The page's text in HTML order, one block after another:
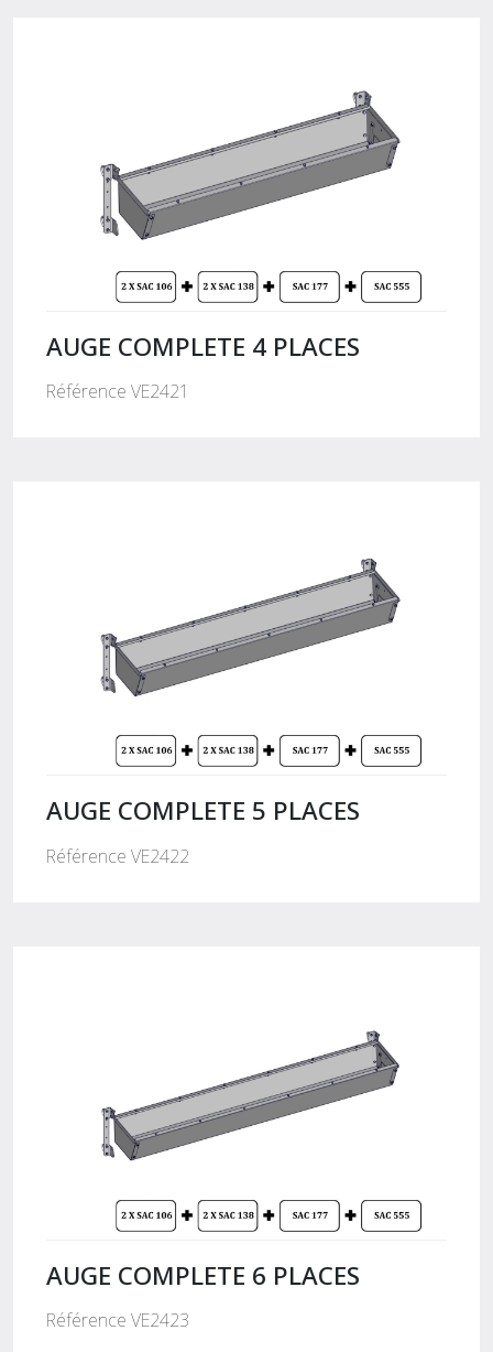
AUGE COMPLETE 4 PLACES
Référence VE2421
AUGE COMPLETE 5 PLACES
Référence VE2422
AUGE COMPLETE 6 PLACES
Référence VE2423